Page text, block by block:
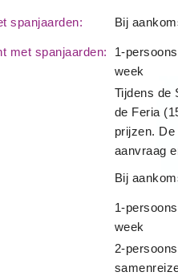
spanjaarden: Bij
met spanjaarden: 1-
week
Tijdens de
de Feria
prijzen.
aanvraag
Bij
1-
week
2-